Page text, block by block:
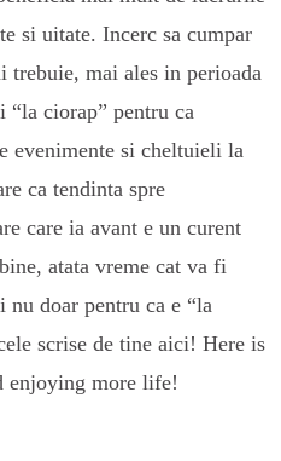
si uitate. Incerc sa cumpar
trebuie, mai ales in perioada
“la ciorap” pentru ca
evenimente si cheltuieli la
ca tendinta spre
care ia avant e un curent
atata vreme cat va fi
doar pentru ca e “la
scrise de tine aici! Here is
enjoying more life!